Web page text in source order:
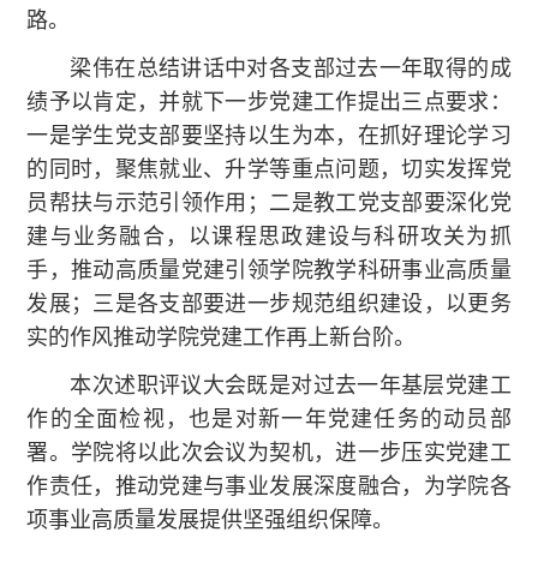
路。
梁伟在总结讲话中对各支部过去一年取得的成
绩予以肯定，并就下一步党建工作提出三点要求：
一是学生党支部要坚持以生为本，在抓好理论学习
的同时，聚焦就业、升学等重点问题，切实发挥党
员帮扶与示范引领作用；二是教工党支部要深化党
建与业务融合，以课程思政建设与科研攻关为抓
手，推动高质量党建引领学院教学科研事业高质量
发展；三是各支部要进一步规范组织建设，以更务
实的作风推动学院党建工作再上新台阶。
本次述职评议大会既是对过去一年基层党建工
作的全面检视，也是对新一年党建任务的动员部
署。学院将以此次会议为契机，进一步压实党建工
作责任，推动党建与事业发展深度融合，为学院各
项事业高质量发展提供坚强组织保障。